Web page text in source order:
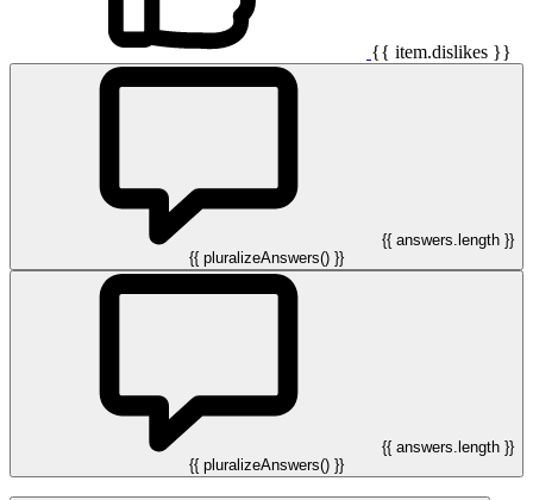
{{ item.dislikes }}
{{ answers.length }}
{{ pluralizeAnswers() }}
{{ answers.length }}
{{ pluralizeAnswers() }}